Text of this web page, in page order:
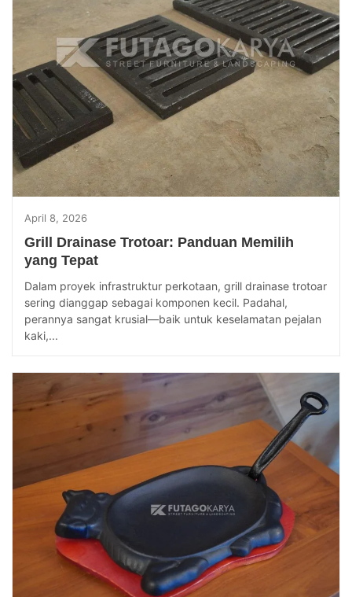
April 8, 2026
Grill Drainase Trotoar: Panduan Memilih
yang Tepat
Dalam proyek infrastruktur perkotaan, grill drainase trotoar
sering dianggap sebagai komponen kecil. Padahal,
perannya sangat krusial—baik untuk keselamatan pejalan
kaki,...